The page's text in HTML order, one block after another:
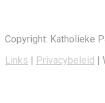
Copyright: Katholieke
Links | Privacybeleid |